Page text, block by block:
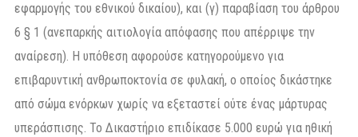
εφαρμογής του εθνικού δικαίου), και (γ) παραβίαση του άρθρου
6 § 1 (ανεπαρκής αιτιολογία απόφασης που απέρριψε την
αναίρεση). Η υπόθεση αφορούσε κατηγορούμενο για
επιβαρυντική ανθρωποκτονία σε φυλακή, ο οποίος δικάστηκε
από σώμα ενόρκων χωρίς να εξεταστεί ούτε ένας μάρτυρας
υπεράσπισης. Το Δικαστήριο επιδίκασε 5.000 ευρώ για ηθική